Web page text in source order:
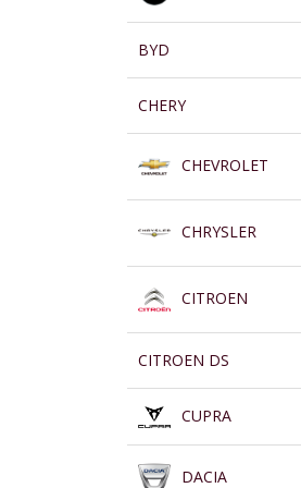
BYD
CHERY
CHEVROLET
CHRYSLER
CITROEN
CITROEN DS
CUPRA
DACIA